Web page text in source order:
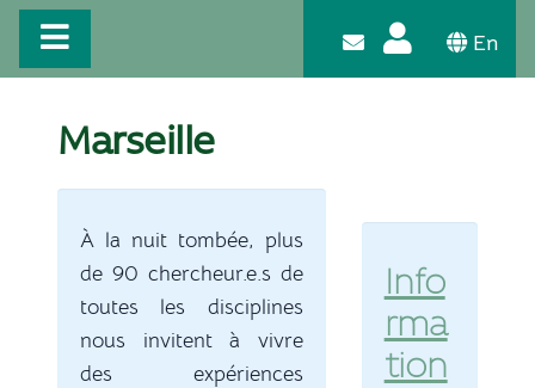
En
Marseille
À la nuit tombée, plus
de 90 chercheur.e.s de
toutes les disciplines
nous invitent à vivre
des expériences
Info
rma
tion